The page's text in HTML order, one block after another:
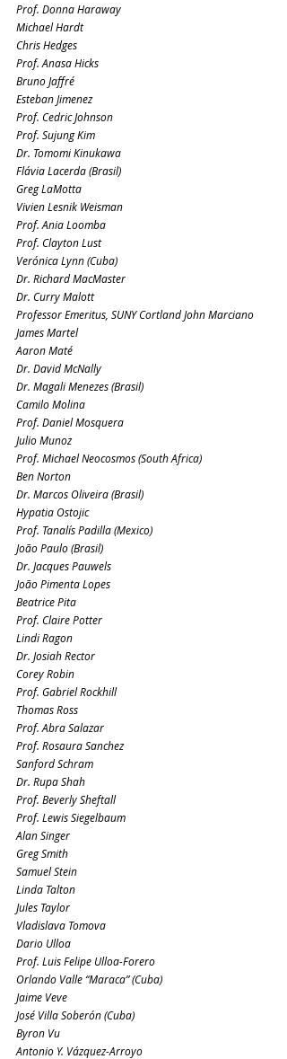
Prof. Donna Haraway
Michael Hardt
Chris Hedges
Prof. Anasa Hicks
Bruno Jaffré
Esteban Jimenez
Prof. Cedric Johnson
Prof. Sujung Kim
Dr. Tomomi Kinukawa
Flávia Lacerda (Brasil)
Greg LaMotta
Vivien Lesnik Weisman
Prof. Ania Loomba
Prof. Clayton Lust
Verónica Lynn (Cuba)
Dr. Richard MacMaster
Dr. Curry Malott
Professor Emeritus, SUNY Cortland John Marciano
James Martel
Aaron Maté
Dr. David McNally
Dr. Magali Menezes (Brasil)
Camilo Molina
Prof. Daniel Mosquera
Julio Munoz
Prof. Michael Neocosmos (South Africa)
Ben Norton
Dr. Marcos Oliveira (Brasil)
Hypatia Ostojic
Prof. Tanalís Padilla (Mexico)
João Paulo (Brasil)
Dr. Jacques Pauwels
João Pimenta Lopes
Beatrice Pita
Prof. Claire Potter
Lindi Ragon
Dr. Josiah Rector
Corey Robin
Prof. Gabriel Rockhill
Thomas Ross
Prof. Abra Salazar
Prof. Rosaura Sanchez
Sanford Schram
Dr. Rupa Shah
Prof. Beverly Sheftall
Prof. Lewis Siegelbaum
Alan Singer
Greg Smith
Samuel Stein
Linda Talton
Jules Taylor
Vladislava Tomova
Dario Ulloa
Prof. Luis Felipe Ulloa-Forero
Orlando Valle “Maraca” (Cuba)
Jaime Veve
José Villa Soberón (Cuba)
Byron Vu
Antonio Y. Vázquez-Arroyo